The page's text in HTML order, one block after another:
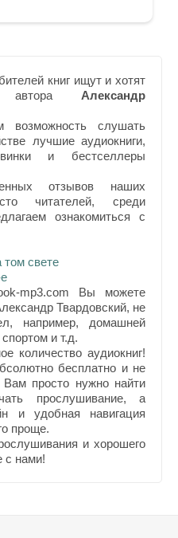
книг ищут и хотят
автора Александр
слушать
лучшие аудиокниги,
и бестселлеры
отзывов наших
читателей, среди
ознакомиться с
том свете
mp3.com Вы можете
Твардовский, не
например, домашней
и т.д.
количество аудиокниг!
бесплатно и не
Вам просто нужно найти
прослушивание, а
и удобная навигация
проще.
и хорошего
с нами!